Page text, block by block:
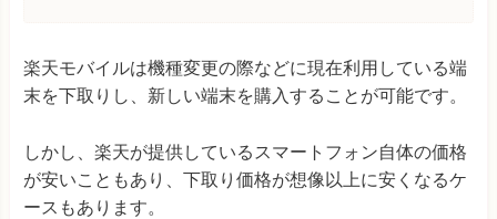
楽天モバイルは機種変更の際などに現在利用している端
末を下取りし、新しい端末を購入することが可能です。
しかし、楽天が提供しているスマートフォン自体の価格
が安いこともあり、下取り価格が想像以上に安くなるケ
ースもあります。